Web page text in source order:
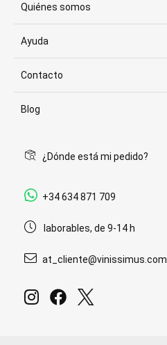
Quiénes somos
Ayuda
Contacto
Blog
¿Dónde está mi pedido?
+34 634 871 709
laborables, de 9-14 h
at_cliente@vinissimus.com